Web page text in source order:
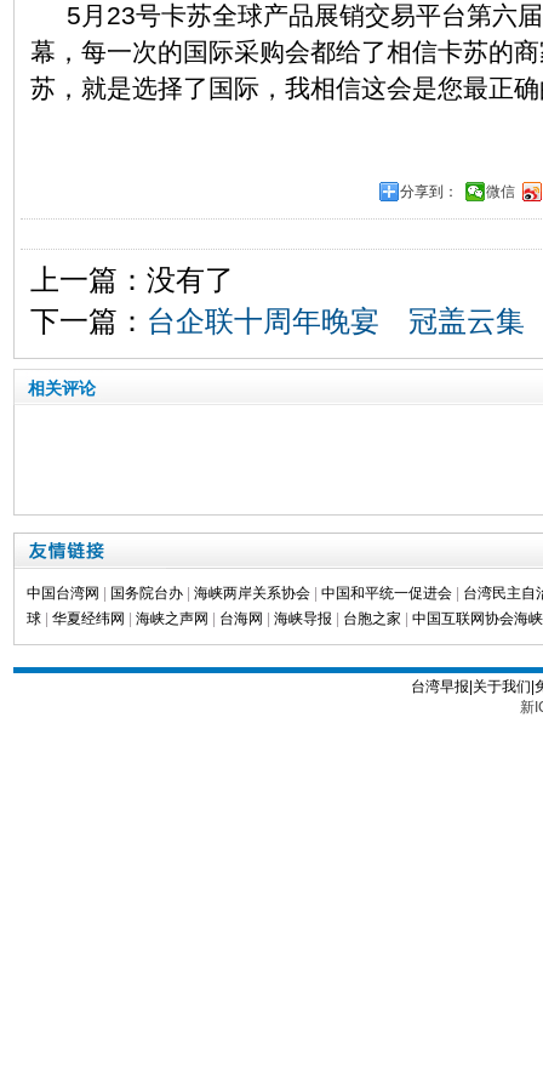
5月23号卡苏全球产品展销交易平台第六
幕，每一次的国际采购会都给了相信卡苏的
苏，就是选择了国际，我相信这会是您最正
分享到： 微信
上一篇：没有了
下一篇： 台企联十周年晚宴 冠盖云集
相关评论
中国台湾网 国务院台办 海峡两岸关系协会 中国和平统一促进会
台湾民主自
球
华夏经纬网 海峡之声网 台海网 海峡导报 台胞之家 中国互联网协会海
台湾早报|关于我们|
新